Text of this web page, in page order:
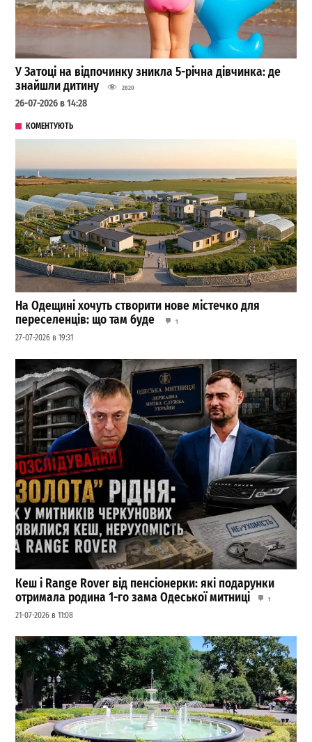
У Затоці на відпочинку зникла 5-річна дівчинка: де
знайшли дитину
2820
26-07-2026 в 14:28
КОМЕНТУЮТЬ
На Одещині хочуть створити нове містечко для
переселенців: що там буде
1
27-07-2026 в 19:31
Кеш і Range Rover від пенсіонерки: які подарунки
отримала родина 1-го зама Одеської митниці
1
21-07-2026 в 11:08